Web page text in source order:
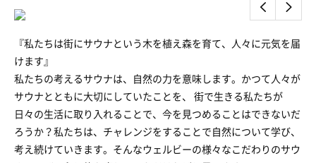
『私たちは街にサウナという木を植え森を育て、人々に元気を届
けます』
私たちの考えるサウナは、自然の力を意味します。かつて人々が
サウナとともに大切にしていたことを、 街で生きる私たちが
日々の生活に取り入れることで、今を見つめることはできないだ
ろうか？私たちは、チャレンジをすることで自然について学び、
考え続けていきます。そんなウェルビーの様々なこだわりのサウ